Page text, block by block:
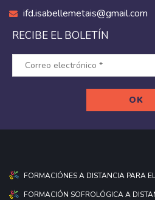
ifd.isabellemetais@gmail.com
RECIBE EL BOLETÍN
FORMACIÓNES A DISTANCIA PARA
FORMACIÓN SOFROLÓGICA A